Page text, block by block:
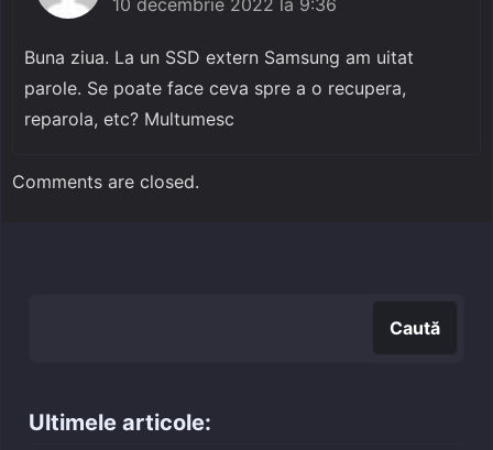
Buna ziua. La un SSD extern Samsung am uitat
parole. Se poate face ceva spre a o recupera,
reparola, etc? Multumesc
Comments are closed.
Caută
Ultimele articole: